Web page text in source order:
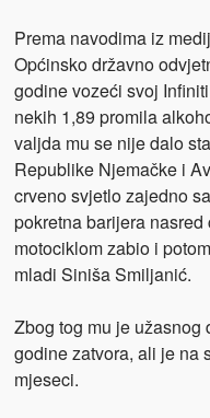
Prema navodima iz
Općinsko državno
godine vozeći svoj
nekih 1,89 promila
valjda mu se nije dalo
Republike Njemačke i
crveno svjetlo zajedno
pokretna barijera
motociklom zabio i
mladi Siniša Smiljanić.
Zbog tog mu je
godine zatvora, ali je na
mjeseci.